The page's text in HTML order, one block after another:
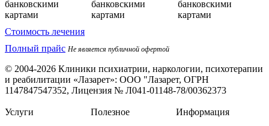
Стоимость лечения
Полный прайс Не является публичной офертой
© 2004-2026 Клиники психиатрии, наркологии, психотерапии
и реабилитации «Лазарет»: ООО "Лазарет, ОГРН
1147847547352, Лицензия № Л041-01148-78/00362373
Услуги
Полезное
Информация